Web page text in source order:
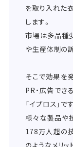
を取り入れた
します。
市場は多品種
や生産体制の
そこで効果を
PR・広告でき
「イプロス」です
様々な製品や
178万人超の